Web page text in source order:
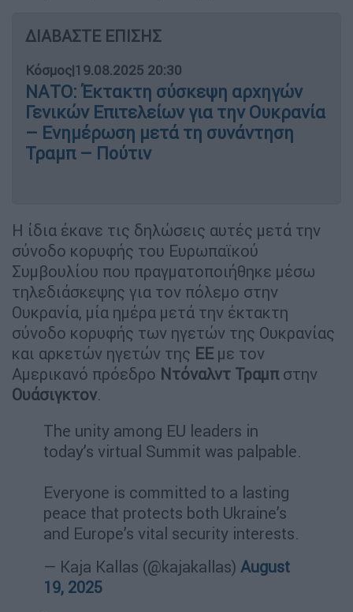
ΔΙΑΒΑΣΤΕ ΕΠΙΣΗΣ
Κόσμος|19.08.2025 20:30
ΝΑΤΟ: Έκτακτη σύσκεψη αρχηγών
Γενικών Επιτελείων για την Ουκρανία
– Ενημέρωση μετά τη συνάντηση
Τραμπ – Πούτιν
Η ίδια έκανε τις δηλώσεις αυτές μετά την
σύνοδο κορυφής του Ευρωπαϊκού
Συμβουλίου που πραγματοποιήθηκε μέσω
τηλεδιάσκεψης για τον πόλεμο στην
Ουκρανία, μία ημέρα μετά την έκτακτη
σύνοδο κορυφής των ηγετών της Ουκρανίας
και αρκετών ηγετών της ΕΕ με τον
Αμερικανό πρόεδρο Ντόναλντ Τραμπστην
Ουάσιγκτον.
The unity among EU leaders in
today’s virtual Summit was palpable.
Everyone is committed to a lasting
peace that protects both Ukraine’s
and Europe’s vital security interests.
— Kaja Kallas (@kajakallas) August
19, 2025